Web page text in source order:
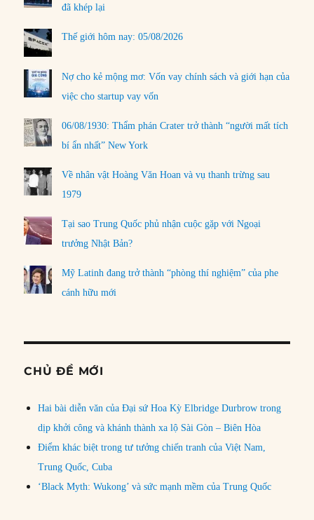
đã khép lại
Thế giới hôm nay: 05/08/2026
Nợ cho kẻ mộng mơ: Vốn vay chính sách và giới hạn của
việc cho startup vay vốn
06/08/1930: Thẩm phán Crater trở thành “người mất tích
bí ẩn nhất” New York
Về nhân vật Hoàng Văn Hoan và vụ thanh trừng sau
1979
Tại sao Trung Quốc phủ nhận cuộc gặp với Ngoại
trưởng Nhật Bản?
Mỹ Latinh đang trở thành “phòng thí nghiệm” của phe
cánh hữu mới
CHỦ ĐỀ MỚI
Hai bài diễn văn của Đại sứ Hoa Kỳ Elbridge Durbrow trong
dịp khởi công và khánh thành xa lộ Sài Gòn – Biên Hòa
Điểm khác biệt trong tư tưởng chiến tranh của Việt Nam,
Trung Quốc, Cuba
‘Black Myth: Wukong’ và sức mạnh mềm của Trung Quốc